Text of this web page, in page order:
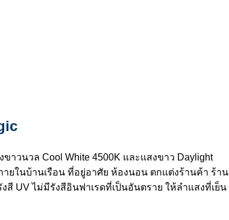
าวนวล Cool White 4500K และแสงขาว Daylight
ยในบ้านเรือน ที่อยู่อาศัย ห้องนอน ตกแต่งร้านค้า ร้าน
สี UV ไม่มีรังสีอินฟาเรดที่เป็นอันตราย ให้ลำแสงที่เย็น